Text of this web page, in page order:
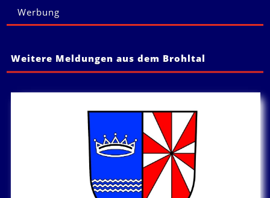
Werbung
Weitere Meldungen aus dem Brohltal